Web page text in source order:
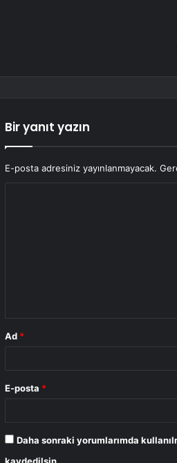
Bir yanıt yazın
E-posta adresiniz yayınlanmayacak.
Ad *
E-posta *
Daha sonraki yorumlarımda